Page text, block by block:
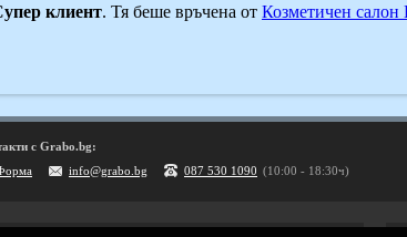
клиент. Тя беше връчена от Козметичен
с Grabo.bg:
info@grabo.bg 087 530 1090 (10:00 - 18:30ч)